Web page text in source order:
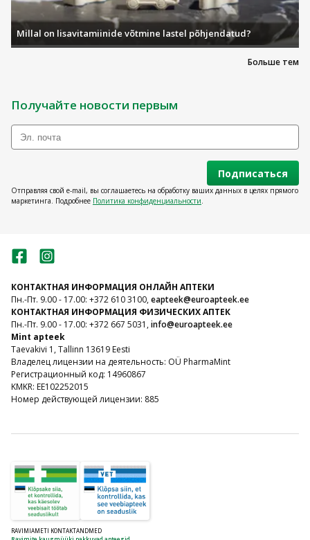
Больше тем
Millal on lisavitamiinide võtmine lastel põhjendatud?
Получайте новости первым
Подписаться
Отправляя свой e-mail, вы соглашаетесь на обработку ваших данных в целях прямого
маркетинга. Подробнее Политика конфиденциальности.
КОНТАКТНАЯ ИНФОРМАЦИЯ ОНЛАЙН АПТЕКИ
Пн.-Пт. 9.00 - 17.00: +372 610 3100,eapteek@euroapteek.ee
КОНТАКТНАЯ ИНФОРМАЦИЯ ФИЗИЧЕСКИХ АПТЕК
Пн.-Пт. 9.00 - 17.00: +372 667 5031,info@euroapteek.ee
Mint apteek
Taevakivi 1, Tallinn 13619 Eesti
Владелец лицензии на деятельность: OÜ PharmaMint
Регистрационный код: 14960867
KMKR: EE102252015
Номер действующей лицензии: 885
RAVIMIAMETI KONTAKTANDMED